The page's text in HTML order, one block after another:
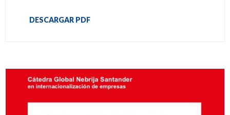
DESCARGAR PDF